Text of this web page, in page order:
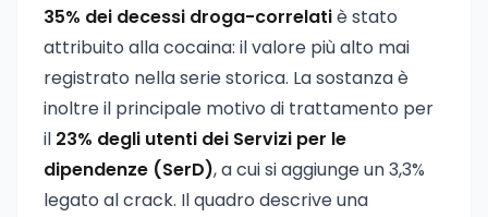
35% dei decessi droga-correlatiè stato
attribuito alla cocaina: il valore più alto mai
registrato nella serie storica. La sostanza è
inoltre il principale motivo di trattamento per
il 23% degli utenti dei Servizi per le
dipendenze (SerD), a cui si aggiunge un 3,3%
legato al crack. Il quadro descrive una